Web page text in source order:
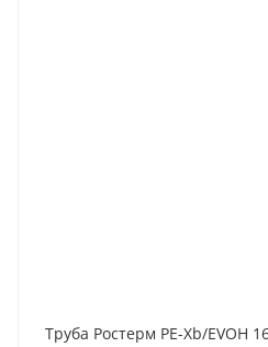
Труба Ростерм PE-Xb/EVOH